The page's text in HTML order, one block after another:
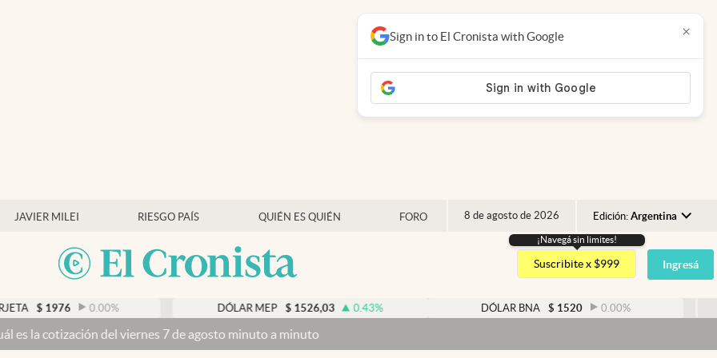
JAVIER MILEI RIESGO PAÍS QUIÉN ES QUIÉN FORO 8 de agosto de 2026 Edición: Argentina
Argentina
España
USA
¡Navegá sin limites!
Suscribite x $999 Ingresá
0.00 % 1526,03 0.43% 1520 0.00 %
viernes 7 de agosto minuto a minuto
Sign in to El Cronista with Google ×